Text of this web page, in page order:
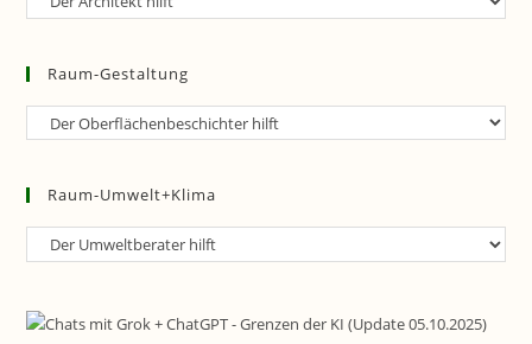
Raum-Gestaltung
Raum-
Raum-Umwelt+Klima
Raum-